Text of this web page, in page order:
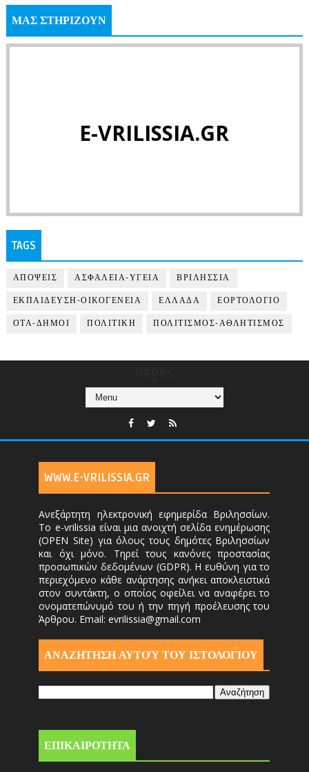
ΜΑΣ ΣΤΗΡΙΖΟΥΝ
E-VRILISSIA.GR
TAGS
ΑΠΟΨΕΙΣ ΑΣΦΑΛΕΙΑ-ΥΓΕΙΑ ΒΡΙΛΗΣΣΙΑ
ΕΚΠΑΙΔΕΥΣΗ-ΟΙΚΟΓΕΝΕΙΑ ΕΛΛΑΔΑ ΕΟΡΤΟΛΟΓΙΟ
ΟΤΑ-ΔΗΜΟΙ ΠΟΛΙΤΙΚΗ ΠΟΛΙΤΙΣΜΟΣ-ΑΘΛΗΤΙΣΜΟΣ
WWW.E-VRILISSIA.GR
Ανεξάρτητη ηλεκτρονική εφημερίδα Βριλησσίων.
Το e-vrilissia είναι μια ανοιχτή σελίδα ενημέρωσης
(OPEN Site) για όλους τους δημότες Βριλησσίων
και όχι μόνο. Τηρεί τους κανόνες προστασίας
προσωπικών δεδομένων (GDPR). Η ευθύνη για το
περιεχόμενο κάθε ανάρτησης ανήκει αποκλειστικά
στον συντάκτη, ο οποίος οφείλει να αναφέρει το
ονοματεπώνυμό του ή την πηγή προέλευσης του
Άρθρου. Email: evrilissia@gmail.com
ΑΝΑΖΗΤΗΣΗ ΑΥΤΟΎ ΤΟΥ ΙΣΤΟΛΟΓΙΟΥ
ΕΠΙΚΑΙΡΟΤΗΤΑ